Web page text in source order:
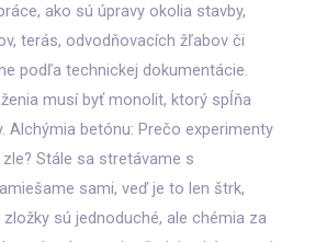
ako sú úpravy okolia stavby,
terás, odvodňovacích žľabov či
podľa technickej dokumentácie.
musí byť monolit, ktorý spĺňa
Alchýmia betónu: Prečo experimenty
Stále sa stretávame s
sami, veď je to len štrk,
zložky sú jednoduché, ale chémia za